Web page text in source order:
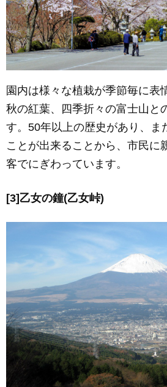
園内は様々な植栽が季節毎に表
秋の紅葉、四季折々の富士山と
す。50年以上の歴史があり、ま
ことが出来ることから、市民に
客でにぎわっています。
[3]乙女の鐘(乙女峠)